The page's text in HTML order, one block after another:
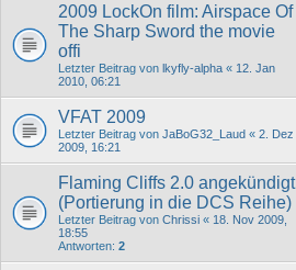
2009 LockOn film: Airspace Of
The Sharp Sword the movie
offi
Letzter Beitrag von lkyfly-alpha « 12. Jan
2010, 06:21
VFAT 2009
Letzter Beitrag von JaBoG32_Laud « 2. Dez
2009, 16:21
Flaming Cliffs 2.0 angekündigt
(Portierung in die DCS Reihe)
Letzter Beitrag von Chrissi « 18. Nov 2009,
18:55
Antworten: 2